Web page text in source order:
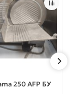
250 AFP БУ